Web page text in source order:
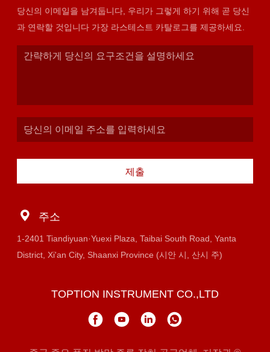
당신의 이메일을 남겨둡니다, 우리가 그렇게 하기 위해 곧 당신
과 연락할 것입니다 가장 라스테스트 카탈로그를 제공하세요.
제출
주소
1-2401 Tiandiyuan·Yuexi Plaza, Taibai South Road, Yanta
District, Xi'an City, Shaanxi Province (시안 시, 산시 주)
TOPTION INSTRUMENT CO.,LTD